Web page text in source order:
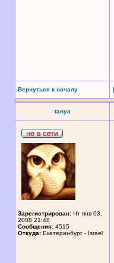
Вернуться к началу
tanya
Зарегистрирован: Чт янв 03,
2008 21:48
Сообщения: 4515
Откуда: Екатеринбург - Israel